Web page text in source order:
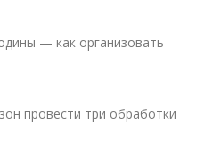
— как организовать
провести три обработки